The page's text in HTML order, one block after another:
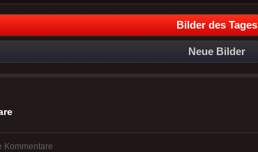
Bilder des Tages
Neue Bilder
Kommentare